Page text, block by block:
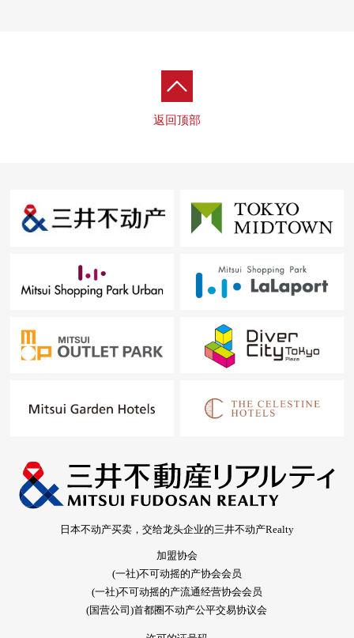
返回顶部
日本不动产买卖，交给龙头企业的三井不动产Realty
加盟协会
(一社)不可动摇的产协会会员
(一社)不可动摇的产流通经营协会会员
(国营公司)首都圈不动产公平交易协议会